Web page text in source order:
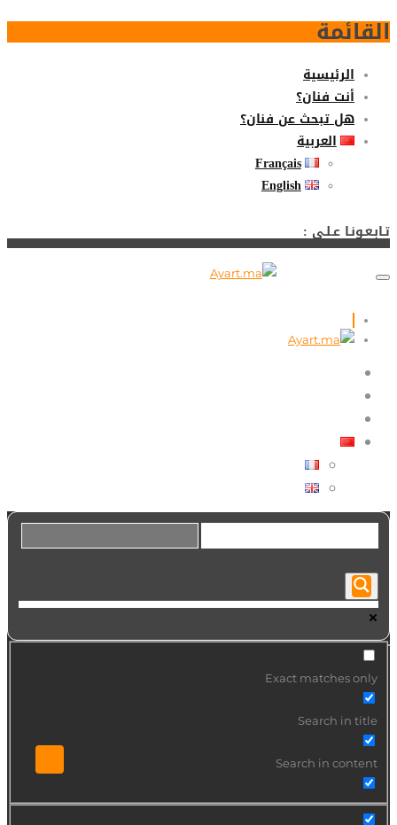
القائمة
الرئيسية
أنت فنان؟
هل تبحث عن فنان؟
العربية
Français
English
تـابـعـونـا عـلـى :
Exact matches only
Search in title
Search in content